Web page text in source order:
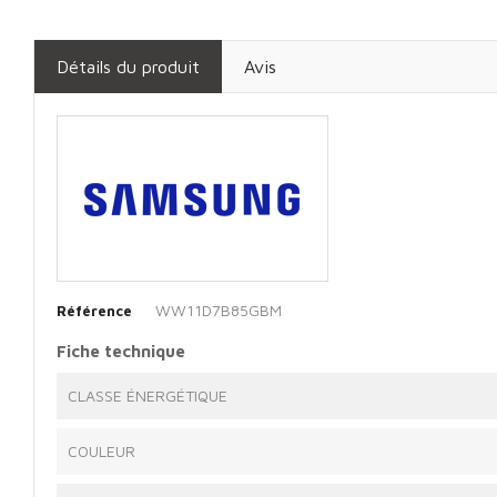
Détails du produit Avis
Référence WW11D7B85GBM
Fiche technique
CLASSE ÉNERGÉTIQUE
COULEUR